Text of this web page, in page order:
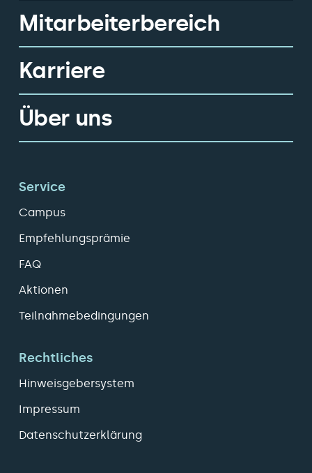
Mitarbeiterbereich
Karriere
Über uns
Service
Campus
Empfehlungsprämie
FAQ
Aktionen
Teilnahmebedingungen
Rechtliches
Hinweisgebersystem
Impressum
Datenschutzerklärung